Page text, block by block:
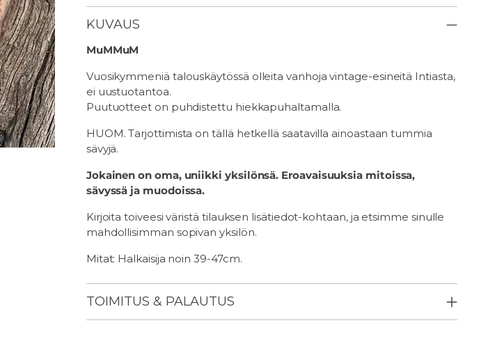
KUVAUS
MuMMuM
Vuosikymmeniä talouskäytössä olleita vanhoja vintage-esineitä Intiasta,
ei uustuotantoa.
Puutuotteet on puhdistettu hiekkapuhaltamalla.
HUOM. Tarjottimista on tällä hetkellä saatavilla ainoastaan tummia
sävyjä.
Jokainen on oma, uniikki yksilönsä. Eroavaisuuksia mitoissa,
sävyssä ja muodoissa.
Kirjoita toiveesi väristä tilauksen lisätiedot-kohtaan, ja etsimme sinulle
mahdollisimman sopivan yksilön.
Mitat: Halkaisija noin 39-47cm.
TOIMITUS & PALAUTUS